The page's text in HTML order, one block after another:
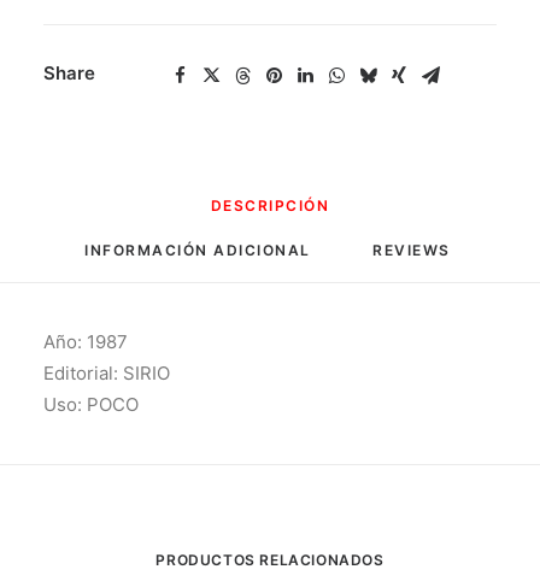
Share
DESCRIPCIÓN
INFORMACIÓN ADICIONAL REVIEWS
Año: 1987
Editorial: SIRIO
Uso: POCO
PRODUCTOS RELACIONADOS